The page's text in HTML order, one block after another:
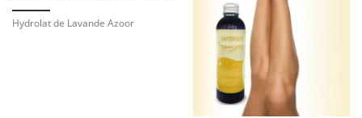
Hydrolat de Lavande Azoor